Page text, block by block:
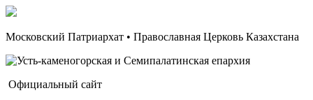
Московский Патриархат • Православная Церковь Казахстана
Официальный сайт